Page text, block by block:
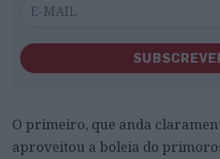
O primeiro, que anda
aproveitou a boleia do